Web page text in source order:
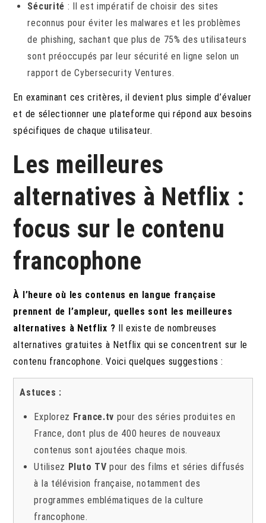
Sécurité : Il est impératif de choisir des sites
reconnus pour éviter les malwares et les problèmes
de phishing, sachant que plus de 75% des utilisateurs
sont préoccupés par leur sécurité en ligne selon un
rapport de Cybersecurity Ventures.
En examinant ces critères, il devient plus simple d’évaluer
et de sélectionner une plateforme qui répond aux besoins
spécifiques de chaque utilisateur.
Les meilleures
alternatives à Netflix :
focus sur le contenu
francophone
À l’heure où les contenus en langue française
prennent de l’ampleur, quelles sont les meilleures
alternatives à Netflix ? Il existe de nombreuses
alternatives gratuites à Netflix qui se concentrent sur le
contenu francophone. Voici quelques suggestions :
Astuces :
Explorez France.tv pour des séries produites en
France, dont plus de 400 heures de nouveaux
contenus sont ajoutées chaque mois.
Utilisez Pluto TV pour des films et séries diffusés
à la télévision française, notamment des
programmes emblématiques de la culture
francophone.